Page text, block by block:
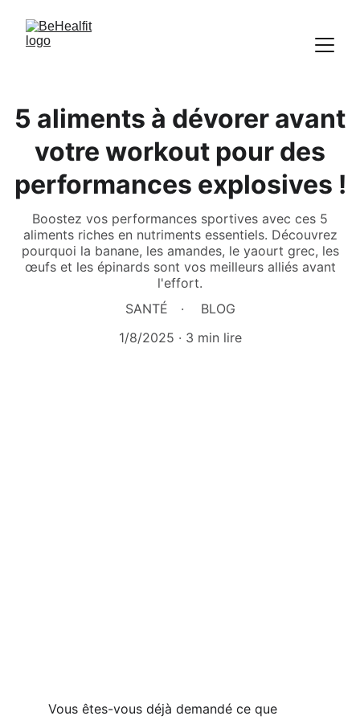
5 aliments à dévorer avant
votre workout pour des
performances explosives !
Boostez vos performances sportives avec ces 5
aliments riches en nutriments essentiels. Découvrez
pourquoi la banane, les amandes, le yaourt grec, les
œufs et les épinards sont vos meilleurs alliés avant
l'effort.
SANTÉ
BLOG
1/8/2025
3 min lire
Vous êtes-vous déjà demandé ce que